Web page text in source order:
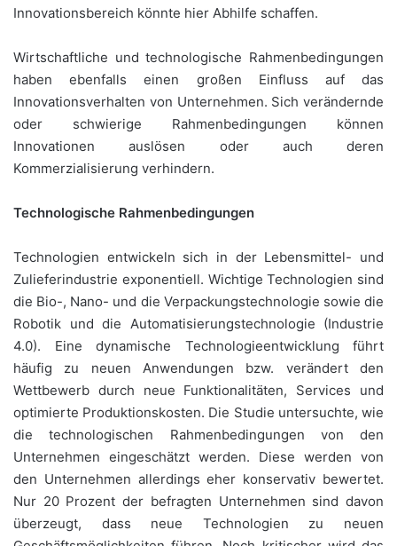
Innovationsbereich könnte hier Abhilfe schaffen.
Wirtschaftliche und technologische Rahmenbedingungen
haben ebenfalls einen großen Einfluss auf das
Innovationsverhalten von Unternehmen. Sich verändernde
oder schwierige Rahmenbedingungen können
Innovationen auslösen oder auch deren
Kommerzialisierung verhindern.
Technologische Rahmenbedingungen
Technologien entwickeln sich in der Lebensmittel- und
Zulieferindustrie exponentiell. Wichtige Technologien sind
die Bio-, Nano- und die Verpackungstechnologie sowie die
Robotik und die Automatisierungstechnologie (Industrie
4.0). Eine dynamische Technologieentwicklung führt
häufig zu neuen Anwendungen bzw. verändert den
Wettbewerb durch neue Funktionalitäten, Services und
optimierte Produktionskosten. Die Studie untersuchte, wie
die technologischen Rahmenbedingungen von den
Unternehmen eingeschätzt werden. Diese werden von
den Unternehmen allerdings eher konservativ bewertet.
Nur 20 Prozent der befragten Unternehmen sind davon
überzeugt, dass neue Technologien zu neuen